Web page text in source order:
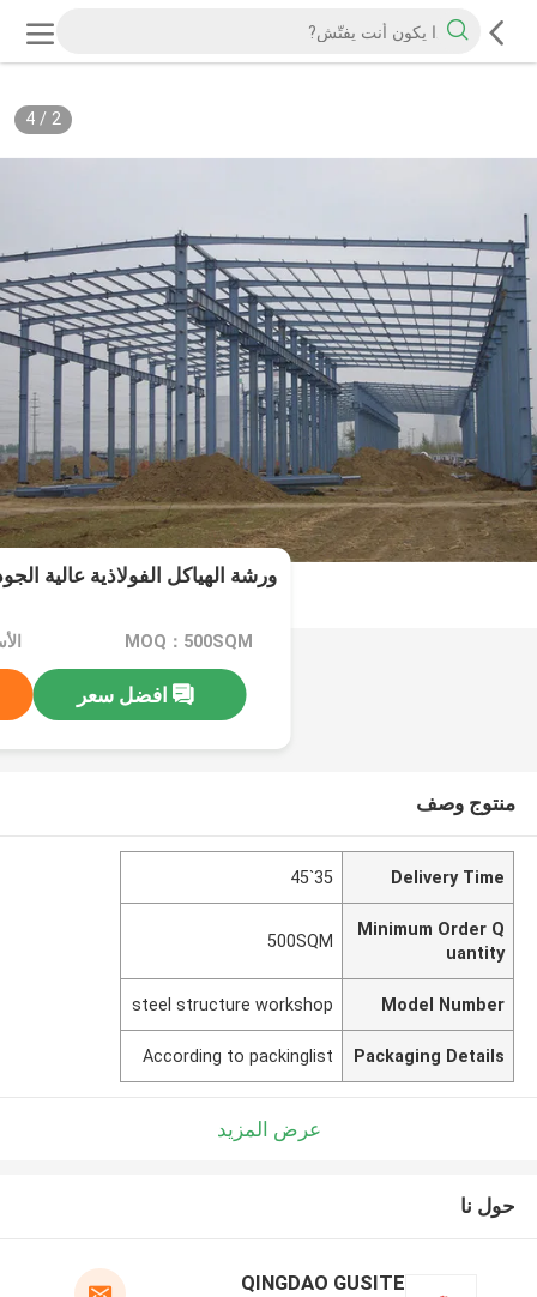
2
/
4
ورشة الهياكل الفولاذية عالية
MOQ：500SQM
افضل سعر
منتوج وصف
Delivery Time
35`45
Minimum Order Q
uantity
500SQM
Model Number
steel structure workshop
Packaging Details
According to packinglist
عرض المزيد
حول نا
QINGDAO GUSITE